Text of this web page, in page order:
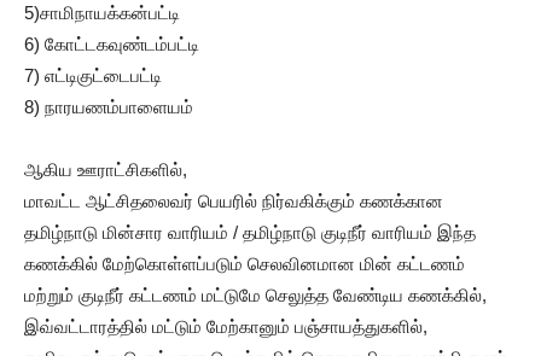
5)சாமிநாயக்கன்பட்டி
6) கோட்டகவுண்டம்பட்டி
7) எட்டிகுட்டைபட்டி
8) நாரயணம்பாளையம்
ஆகிய ஊராட்சிகளில்,
மாவட்ட ஆட்சிதலைவர் பெயரில் நிர்வகிக்கும் கணக்கான
தமிழ்நாடு மின்சார வாரியம் / தமிழ்நாடு குடிநீர் வாரியம் இந்த
கணக்கில் மேற்கொள்ளப்படும் செலவினமான மின் கட்டணம்
மற்றும் குடிநீர் கட்டணம் மட்டுமே செலுத்த வேண்டிய கணக்கில்,
இவ்வட்டாரத்தில் மட்டும் மேற்கானும் பஞ்சாயத்துகளில்,